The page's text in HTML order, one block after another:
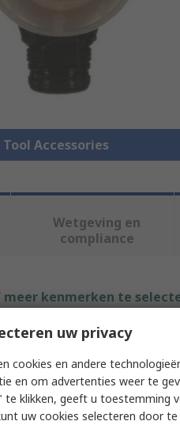
Accessories
Wetgeving en
compliance
kenmerken te
3M
Air
uw privacy
cookies en andere
en om advertenties weer te
te klikken, geeft u toestemming
uw cookies selecteren door